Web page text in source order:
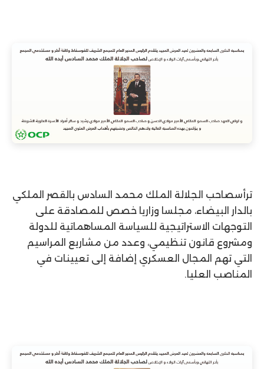
ترأسصاحب الجلالة الملك محمد السادس بالقصر الملكي
بالدار البيضاء، مجلسا وزاريا خصص للمصادقة على
التوجهات الاستراتيجية للسياسة المساهماتية للدولة
ومشروع قانون تنظيمي، وعدد من مشاريع المراسيم
التي تهم المجال العسكري إضافة إلى تعيينات في
المناصب العليا.